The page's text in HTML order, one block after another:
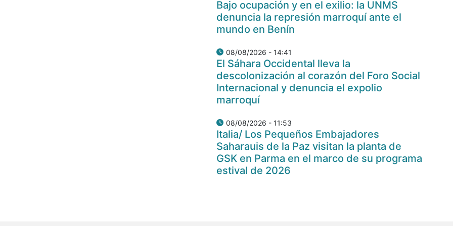
Bajo ocupación y en el exilio: la UNMS
denuncia la represión marroquí ante el
mundo en Benín
08/08/2026 - 14:41
El Sáhara Occidental lleva la
descolonización al corazón del Foro Social
Internacional y denuncia el expolio
marroquí
08/08/2026 - 11:53
Italia/ Los Pequeños Embajadores
Saharauis de la Paz visitan la planta de
GSK en Parma en el marco de su programa
estival de 2026